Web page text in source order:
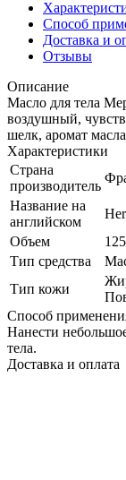
Способ
Доставка и
Отзывы
Описание
Масло для тела
воздушный,
шелк, аромат
Характеристики
Страна
производитель
Название на
английском
Объем
Тип средства
Тип кожи
Способ
Нанести
тела.
Доставка и оплата